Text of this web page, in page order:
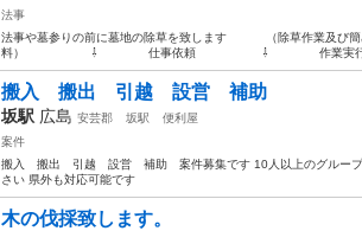
法事
法事や墓参りの前に墓地の除草を致します （除草作業及び
料） ⇩ 仕事依頼 ⇩ 作業実
搬入 搬出 引越 設営 補助
坂駅 広島 安芸郡 坂駅
便利屋
案件
搬入 搬出 引越 設営 補助 案件募集です 10人以上のグループ
さい 県外も対応可能です
木の伐採致します。